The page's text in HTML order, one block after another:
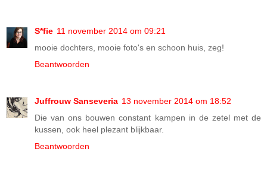
S*fie 11 november 2014 om 09:21
mooie dochters, mooie foto's en schoon huis, zeg!
Beantwoorden
Juffrouw Sanseveria 13 november 2014 om 18:52
Die van ons bouwen constant kampen in de zetel met de
kussen, ook heel plezant blijkbaar.
Beantwoorden